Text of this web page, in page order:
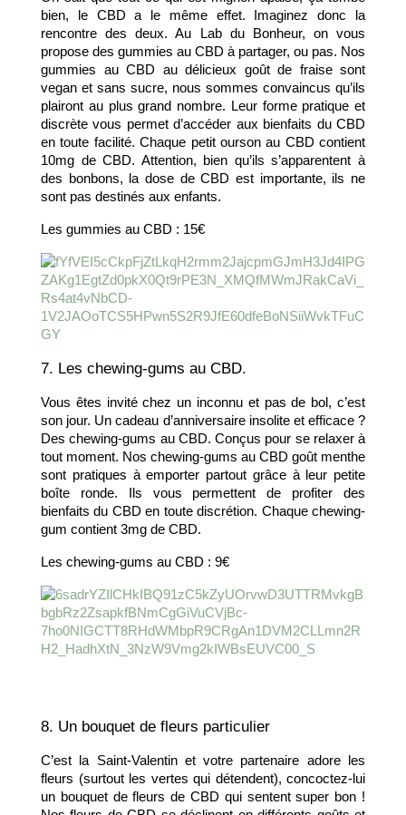
bien, le CBD a le même effet. Imaginez donc la
rencontre des deux. Au Lab du Bonheur, on vous
propose des gummies au CBD à partager, ou pas. Nos
gummies au CBD au délicieux goût de fraise sont
vegan et sans sucre, nous sommes convaincus qu’ils
plairont au plus grand nombre. Leur forme pratique et
discrète vous permet d’accéder aux bienfaits du CBD
en toute facilité. Chaque petit ourson au CBD contient
10mg de CBD. Attention, bien qu’ils s’apparentent à
des bonbons, la dose de CBD est importante, ils ne
sont pas destinés aux enfants.
Les gummies au CBD : 15€
7. Les chewing-gums au CBD.
Vous êtes invité chez un inconnu et pas de bol, c’est
son jour. Un cadeau d’anniversaire insolite et efficace ?
Des chewing-gums au CBD. Conçus pour se relaxer à
tout moment. Nos chewing-gums au CBD goût menthe
sont pratiques à emporter partout grâce à leur petite
boîte ronde. Ils vous permettent de profiter des
bienfaits du CBD en toute discrétion. Chaque chewing-
gum contient 3mg de CBD.
Les chewing-gums au CBD : 9€
8. Un bouquet de fleurs particulier
C’est la Saint-Valentin et votre partenaire adore les
fleurs (surtout les vertes qui détendent), concoctez-lui
un bouquet de fleurs de CBD qui sentent super bon !